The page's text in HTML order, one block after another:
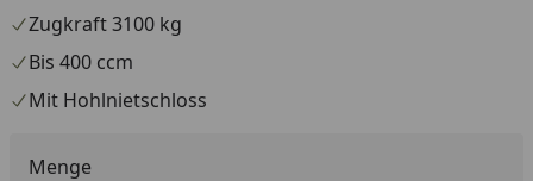
Zugkraft 3100 kg
Bis 400 ccm
Mit Hohlnietschloss
Menge